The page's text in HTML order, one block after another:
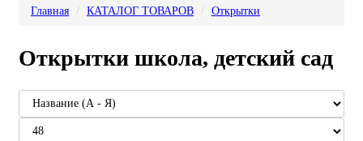
Главная КАТАЛОГ ТОВАРОВ Открытки
Открытки школа, детский сад